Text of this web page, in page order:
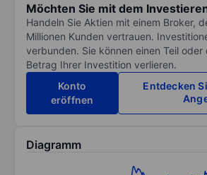
Möchten Sie mit dem
Handeln Sie Aktien mit einem Broker,
Millionen Kunden vertrauen.
verbunden. Sie können einen Teil oder
Betrag Ihrer Investition verlieren.
Konto
eröffnen
Entdecken
Diagramm